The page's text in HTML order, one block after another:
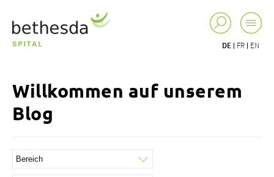
DE FR EN
Willkommen auf unserem
Blog